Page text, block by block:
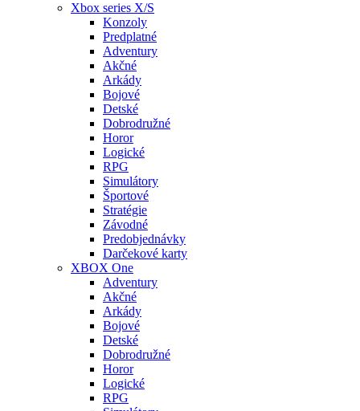
Xbox series X/S
Konzoly
Predplatné
Adventury
Akčné
Arkády
Bojové
Detské
Dobrodružné
Horor
Logické
RPG
Simulátory
Športové
Stratégie
Závodné
Predobjednávky
Darčekové karty
XBOX One
Adventury
Akčné
Arkády
Bojové
Detské
Dobrodružné
Horor
Logické
RPG